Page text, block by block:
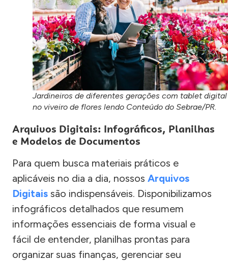
Jardineiros de diferentes gerações com tablet digital
no viveiro de flores lendo Conteúdo do Sebrae/PR.
Arquivos Digitais: Infográficos, Planilhas
e Modelos de Documentos
Para quem busca materiais práticos e
aplicáveis no dia a dia, nossos Arquivos
Digitais são indispensáveis. Disponibilizamos
infográficos detalhados que resumem
informações essenciais de forma visual e
fácil de entender, planilhas prontas para
organizar suas finanças, gerenciar seu